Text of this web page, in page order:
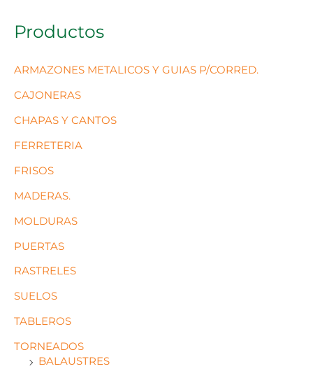
Productos
ARMAZONES METALICOS Y GUIAS P/CORRED.
CAJONERAS
CHAPAS Y CANTOS
FERRETERIA
FRISOS
MADERAS.
MOLDURAS
PUERTAS
RASTRELES
SUELOS
TABLEROS
TORNEADOS
BALAUSTRES